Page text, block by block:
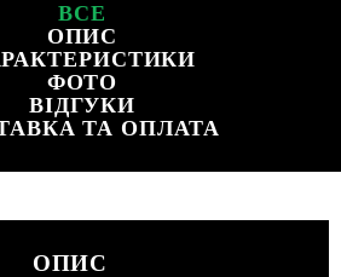
ВСЕ
ОПИС
ФОТО
ВІДГУКИ
ТА ОПЛАТА
ОПИС